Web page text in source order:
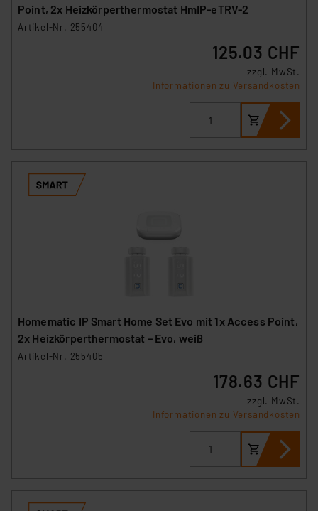
Point, 2x Heizkörperthermostat HmIP-eTRV-2
Artikel-Nr. 255404
125.03 CHF
zzgl. MwSt.
Informationen zu Versandkosten
Homematic IP Smart Home Set Evo mit 1x Access Point,
2x Heizkörperthermostat – Evo, weiß
Artikel-Nr. 255405
178.63 CHF
zzgl. MwSt.
Informationen zu Versandkosten